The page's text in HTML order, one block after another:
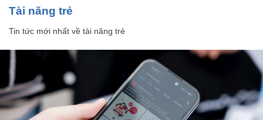
tài năng trẻ
Tin tức mới nhất về tài năng trẻ